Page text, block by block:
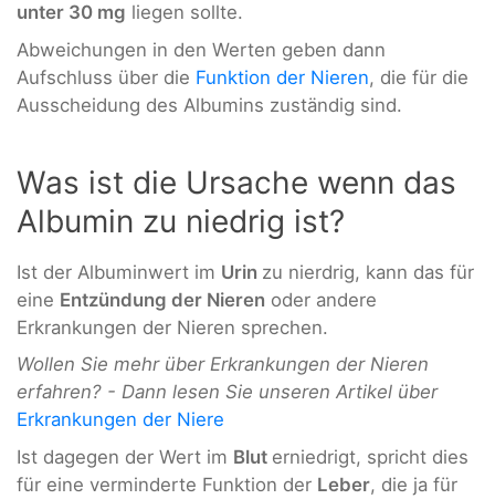
unter 30 mg liegen sollte.
Abweichungen in den Werten geben dann
Aufschluss über die Funktion der Nieren, die für die
Ausscheidung des Albumins zuständig sind.
Was ist die Ursache wenn das
Albumin zu niedrig ist?
Ist der Albuminwert im Urin zu nierdrig, kann das für
eine Entzündung der Nieren oder andere
Erkrankungen der Nieren sprechen.
Wollen Sie mehr über Erkrankungen der Nieren
erfahren? - Dann lesen Sie unseren Artikel über
Erkrankungen der Niere
Ist dagegen der Wert im Blut erniedrigt, spricht dies
für eine verminderte Funktion der Leber, die ja für